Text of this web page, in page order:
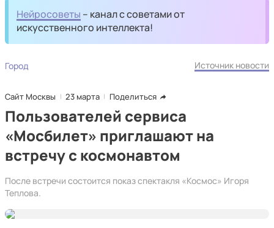
Нейросоветы – канал с советами от
искусственного интеллекта!
Город Источник новости
Сайт Москвы 23 марта Поделиться
Пользователей сервиса
«Мосбилет» приглашают на
встречу с космонавтом
После встречи состоится показ спектакля «Космос» Игоря
Теплова.